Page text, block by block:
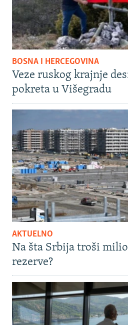
BOSNA I HERCEGOVINA
Veze ruskog krajnje
pokreta u Višegradu
AKTUELNO
Na šta Srbija troši
rezerve?